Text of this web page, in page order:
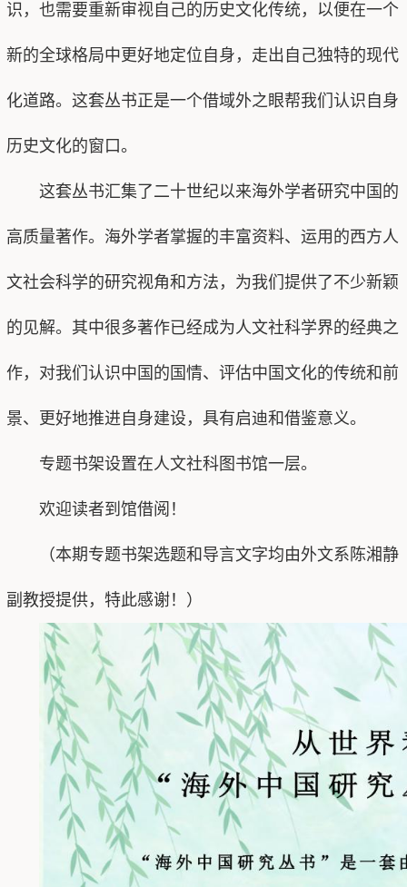
识，也需要重新审视自己的历史文化传统，以便在一个
新的全球格局中更好地定位自身，走出自己独特的现代
化道路。这套丛书正是一个借域外之眼帮我们认识自身
历史文化的窗口。
这套丛书汇集了二十世纪以来海外学者研究中国的
高质量著作。海外学者掌握的丰富资料、运用的西方人
文社会科学的研究视角和方法，为我们提供了不少新颖
的见解。其中很多著作已经成为人文社科学界的经典之
作，对我们认识中国的国情、评估中国文化的传统和前
景、更好地推进自身建设，具有启迪和借鉴意义。
专题书架设置在人文社科图书馆一层。
欢迎读者到馆借阅！
（本期专题书架选题和导言文字均由外文系陈湘静
副教授提供，特此感谢！）